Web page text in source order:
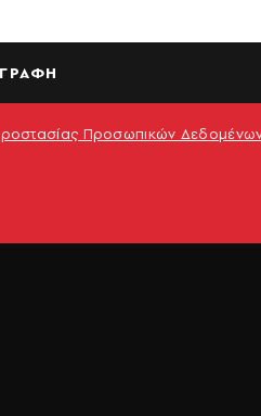
Προσωπικών